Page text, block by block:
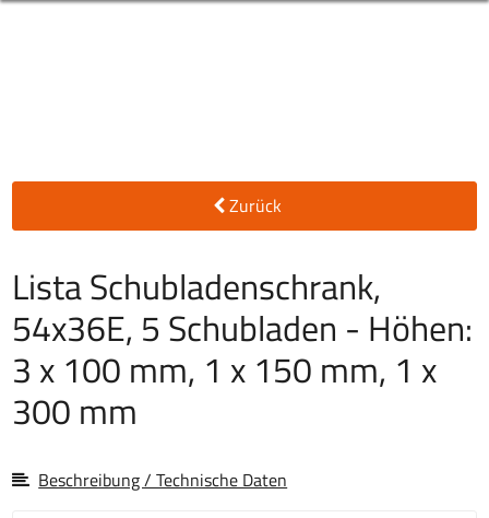
Zurück
Lista Schubladenschrank,
54x36E, 5 Schubladen - Höhen:
3 x 100 mm, 1 x 150 mm, 1 x
300 mm
Beschreibung / Technische Daten